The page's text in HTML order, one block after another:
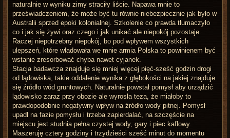
naturalnie w wyniku zimy straciły liście. Napawa mnie to
przeświadczeniem, że może być tu równie niebezpiecznie jak było w
Australii sprzed epoki kolonialnej. Szkolenie co prawda tłumaczyło
co i jak się żywi oraz czego i jak unikać ale niepokój pozostaje.
Raczej niepotrzebny niepokój, bo pod wpływem wszystkich
ulepszeń, które władowała we mnie armia Polska to powinienem być
wstanie zresorbować chyba nawet cyjanek.
Stacja badawcza znajduje się mniej więcej pięć-sześć godzin drogi
od lądowiska, takie oddalenie wynika z głębokości na jakiej znajduje
się źródło wód gruntowych. Naturalnie powstał pomysł aby urządzić
lądowisko zaraz przy obozie ale wyrosła teza, że miałoby to
prawdopodobnie negatywny wpływ na źródło wody pitnej. Pomysł
upadł na fazie pomysłu i trzeba zapierdalać, na szczęście na
miejscu jest studnia pełna czystej wody, gary i piec kaflowy.
Maszeruję cztery godziny i trzydzieści sześć minut do momentu